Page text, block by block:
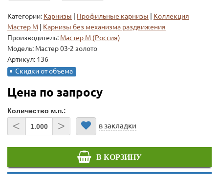
Категории: Карнизы Профильные карнизы
Коллекция
Мастер М
Карнизы без механизма раздвижения
Производитель: Мастер М (Россия)
Модель: Мастер 03-2 золото
Артикул: 136
Скидки от объема
Цена по запросу
Количество м.п.:
< > в закладки
В КОРЗИНУ